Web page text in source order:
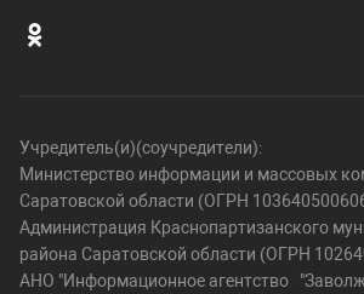
Учредитель(и)(соучредители):
Министерство информации и массовых
Саратовской области (ОГРН
Администрация Краснопартизанского
района Саратовской области (ОГРН
АНО "Информационное агентство